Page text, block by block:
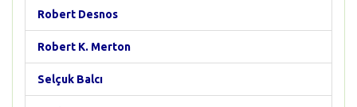
Robert Desnos
Robert K. Merton
Selçuk Balcı